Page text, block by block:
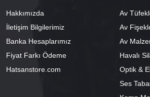
Hakkımızda
İletişim Bilgilerimiz
Banka Hesaplarımız
Fiyat Farkı Ödeme
Hatsanstore.com
Av
Av
Av
Havalı
Optik &
Ses